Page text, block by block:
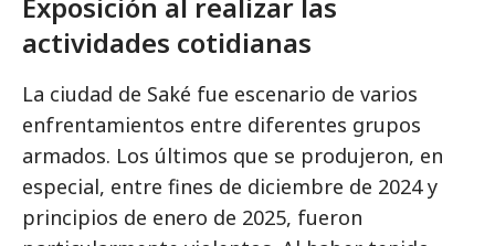
actividades cotidianas
La ciudad de Saké fue escenario de varios
enfrentamientos entre diferentes grupos
armados. Los últimos que se produjeron, en
especial, entre fines de diciembre de 2024 y
principios de enero de 2025, fueron